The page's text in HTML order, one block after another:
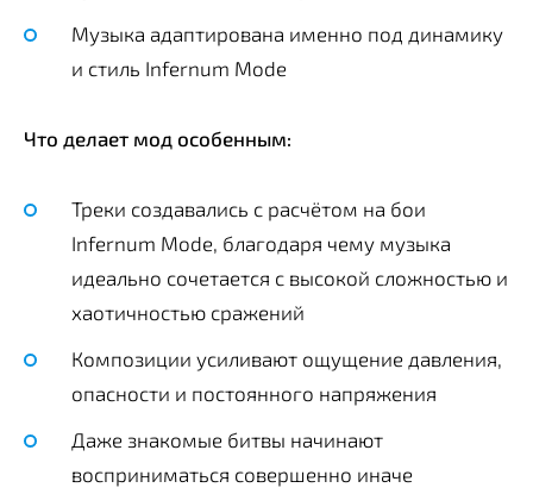
Музыка адаптирована именно под динамику
и стиль Infernum Mode
Что делает мод особенным:
Треки создавались с расчётом на бои
Infernum Mode, благодаря чему музыка
идеально сочетается с высокой сложностью и
хаотичностью сражений
Композиции усиливают ощущение давления,
опасности и постоянного напряжения
Даже знакомые битвы начинают
восприниматься совершенно иначе